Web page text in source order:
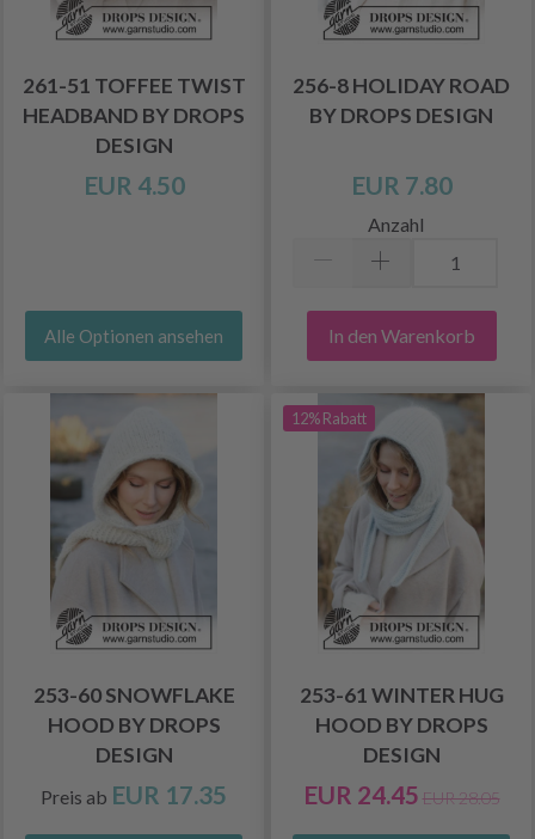
261-51 TOFFEE TWIST
HEADBAND BY DROPS
DESIGN
EUR 4.50
Alle Optionen ansehen
256-8 HOLIDAY ROAD
BY DROPS DESIGN
EUR 7.80
Anzahl
In den Warenkorb
253-60 SNOWFLAKE
HOOD BY DROPS
DESIGN
Preis ab EUR 17.35
12% Rabatt
253-61 WINTER HUG
HOOD BY DROPS
DESIGN
EUR 24.45 EUR 28.05